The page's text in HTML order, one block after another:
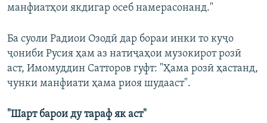
манфиатҳои якдигар осеб намерасонанд."
Ба суоли Радиои Озодӣ дар бораи инки то куҷо
ҷониби Русия ҳам аз натиҷаҳои музокирот розӣ
аст, Имомуддин Сатторов гуфт: "Ҳама розӣ ҳастанд,
чунки манфиати ҳама риоя шудааст".
"Шарт барои ду тараф як аст"